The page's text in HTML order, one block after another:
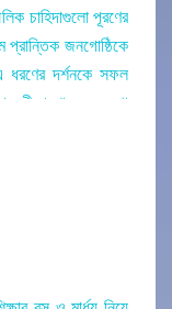
চাহিদাগুলো পূরণের
প্রান্তিক জনগোষ্ঠিকে
দর্শনকে সফল
প্রশাসন ব্যবস্থা
বর্তমান সরকারের
মানুষের জীবনযাত্রার
উন্নয়নের
সুখী-সমৃদ্ধ এক